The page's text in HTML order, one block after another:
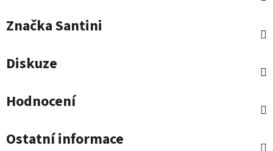
ZnačkaSantini
Diskuze
Hodnocení
Ostatní informace